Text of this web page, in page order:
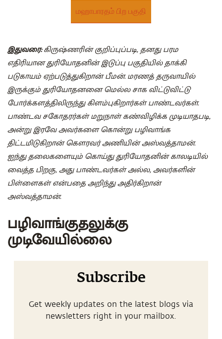
மஹாபாரதம் பிற பகுதி
இதுவரை:கிருஷ்ணரின் குறிப்புப்படி, தனது பரம
எதிரியான துரியோதனின் இடுப்பு பகுதியில் தாக்கி
படுகாயம் ஏற்படுத்துகிறான் பீமன். மரணத் தருவாயில்
இருக்கும் துரியோதனனை மெல்ல சாக விட்டுவிட்டு
போர்க்களத்திலிருந்து கிளம்புகிறார்கள் பாண்டவர்கள்.
பாண்டவ சகோதரர்கள் மறுநாள் கண்விழிக்க முடியாதபடி,
அன்று இரவே அவர்களை கொன்று பழிவாங்க
திட்டமிடுகிறான் கௌரவர் அணியின் அஸ்வத்தாமன்.
ஐந்து தலைகளையும் கொய்து துரியோதனின் காலடியில்
வைத்த பிறகு, அது பாண்டவர்கள் அல்ல, அவர்களின்
பிள்ளைகள் என்பதை அறிந்து அதிர்கிறான்
அஸ்வத்தாமன்.
பழிவாங்குதலுக்கு
முடிவேயில்லை
Subscribe
Get weekly updates on the latest blogs via
newsletters right in your mailbox.